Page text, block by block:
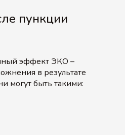
пункции
эффект ЭКО –
в результате
могут быть такими: